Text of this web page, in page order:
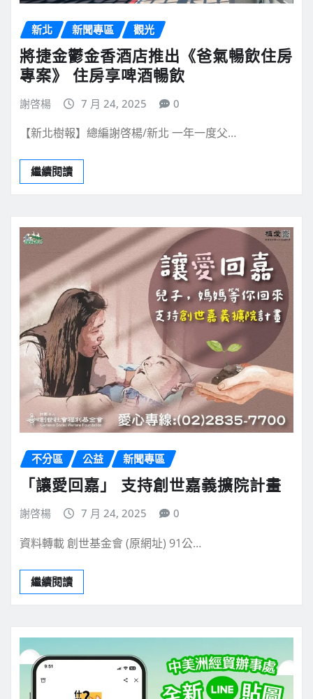
新北 新聞專區 觀光
將捷金鬱金香酒店推出《爸氣暢飲住房
專案》 住房享啤酒暢飲
謝啓楊 7 月 24, 2025 0
【新北樹報】總編謝啓楊/新北 一年一度父…
繼續閱讀
不分區 公益 新聞專區
「讓愛回嘉」 支持創世嘉義擴院計畫
謝啓楊 7 月 24, 2025 0
資料轉載 創世基金會 (原網址) 91公…
繼續閱讀